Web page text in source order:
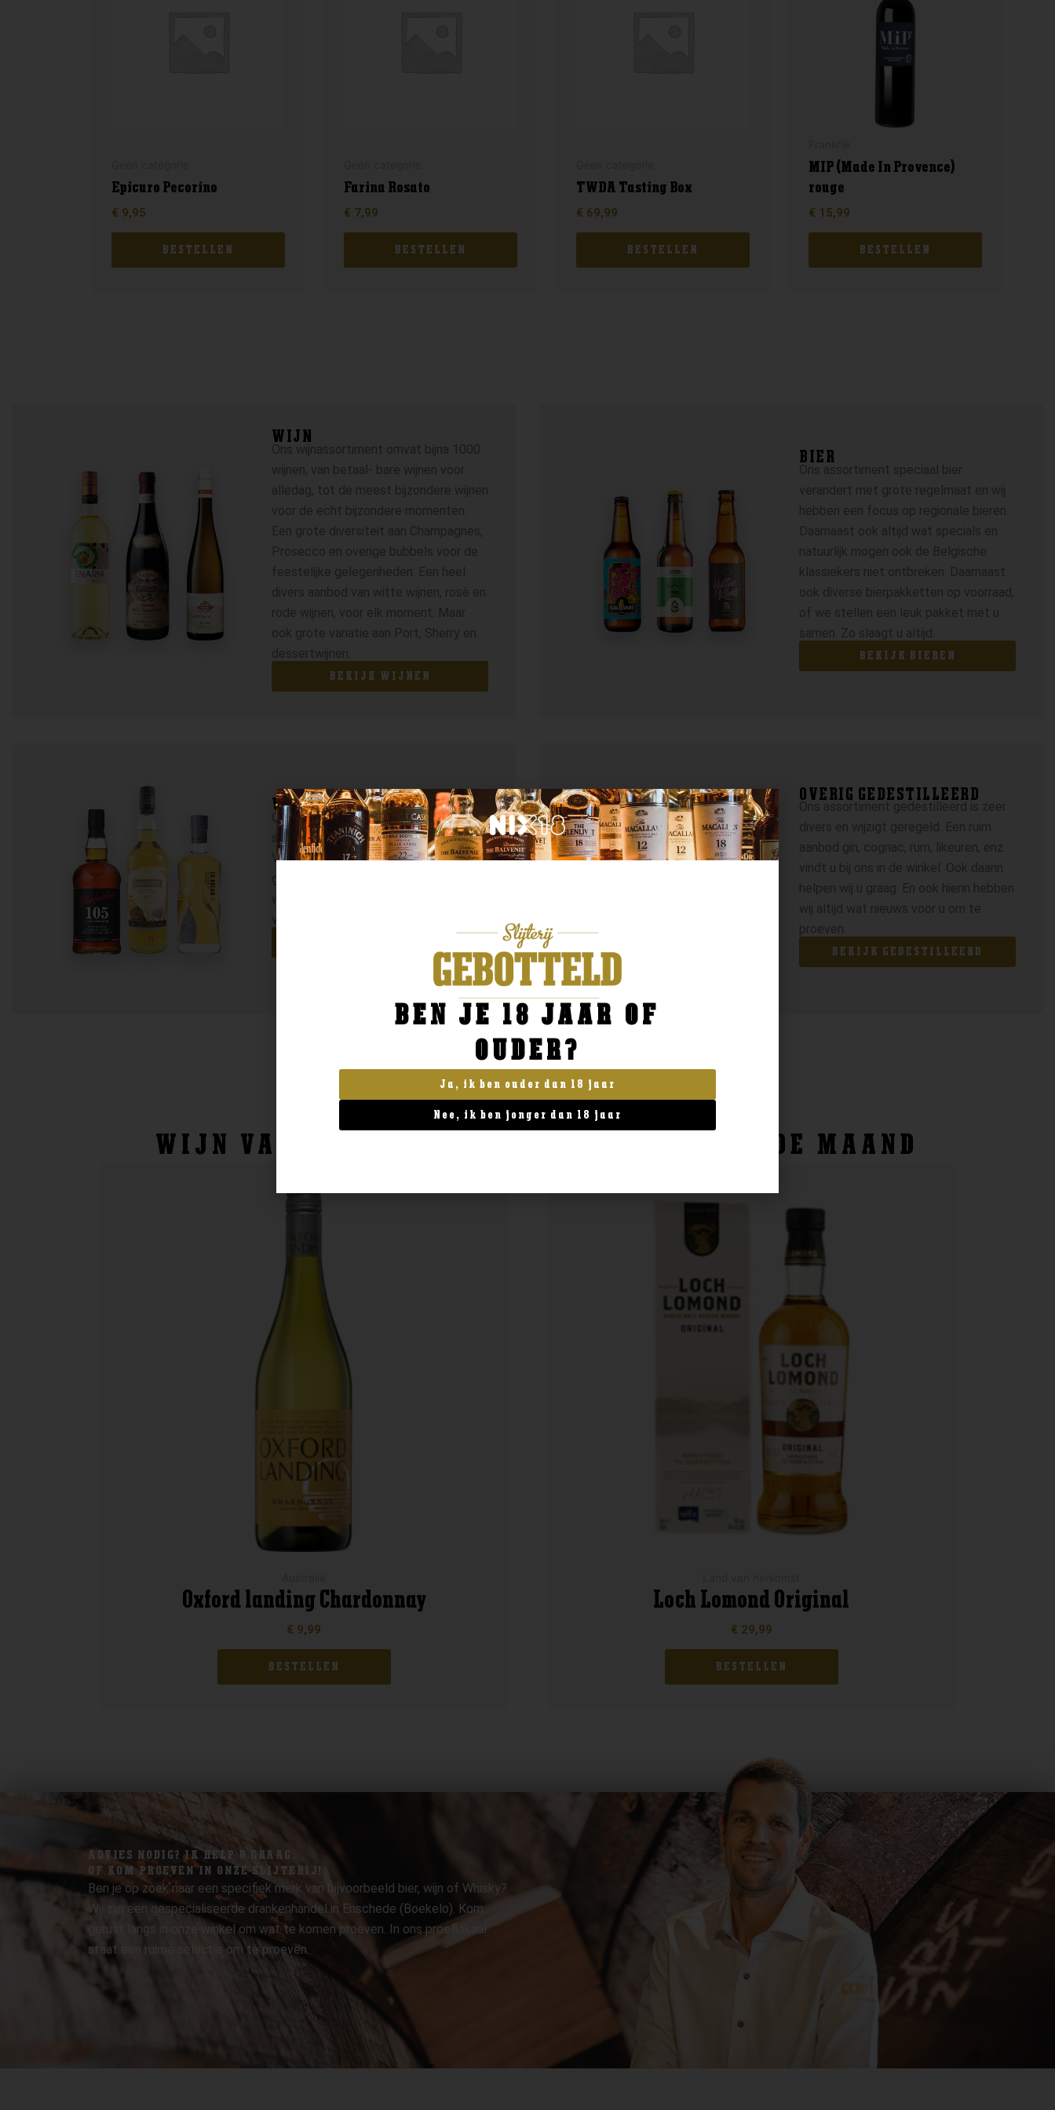
Epicuro Pecorino
€ 9,95
BESTELLEN
Farina Rosato
€ 7,99
BESTELLEN
TWDA Tasting Box
€ 69,99
BESTELLEN
MIP (Made In Provence)
rouge
€ 15,99
BESTELLEN
WIJN
Ons wijnassortiment omvat bijna 1000
wijnen, van betaal- bare wijnen voor
alledag, tot de meest bijzondere wijnen
voor de echt bijzondere momenten.
Een grote diversiteit aan Champagnes,
Prosecco en overige bubbels voor de
feestelijke gelegenheden. Een heel
divers aanbod van witte wijnen, rosè en
rode wijnen, voor elk moment. Maar
ook grote variatie aan Port, Sherry en
dessertwijnen.
BEKIJK WIJNEN
BIER
Ons assortiment speciaal bier
verandert met grote regelmaat en wij
hebben een focus op regionale bieren.
Daarnaast ook altijd wat specials en
natuurlijk mogen ook de Belgische
klassiekers niet ontbreken. Daarnaast
ook diverse bierpakketten op voorraad,
of we stellen een leuk pakket met u
samen. Zo slaagt u altijd.
BEKIJK BIEREN
WHISKY
Ontdek de wereld van sublieme
smaken met onze whisky- selectie.
Van verfijnde Schotse single malts tot
OVERIG GEDESTILLEERD
Ons assortiment gedestilleerd is zeer
divers en wijzigt geregeld. Een ruim
aanbod gin, cognac, rum, likeuren, enz.
vindt u bij ons in de winkel. Ook daarin
helpen wij u graag. En ook hierin hebben
wij altijd wat nieuws voor u om te
proeven.
BEKIJK GEDESTILLEERD
WIJN VAN DE MAAND
Oxford landing Chardonnay
€ 9,99
BESTELLEN
WHISKY VAN DE MAAND
Loch Lomond Original
€ 29,99
BESTELLEN
ADVIES NODIG? IK HELP U GRAAG.
OF KOM PROEVEN IN ONZE SLIJTERIJ!
Ben je op zoek naar een specifiek merk van bijvoorbeeld bier, wijn of Whisky?
Wij zijn een gespecialiseerde drankenhandel in Enschede (Boekelo). Kom
gerust langs in onze winkel om wat te komen proeven. In ons proeflokaal
staat een ruime selectie om te proeven.
BEN JE 18 JAAR OF
OUDER?
Ja, ik ben ouder dan 18 jaar
Nee, ik ben jonger dan 18 jaar